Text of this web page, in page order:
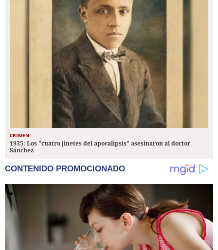
CRIMEN
1935: Los "cuatro jinetes del apocalipsis" asesinaron al doctor
Sánchez
CONTENIDO PROMOCIONADO